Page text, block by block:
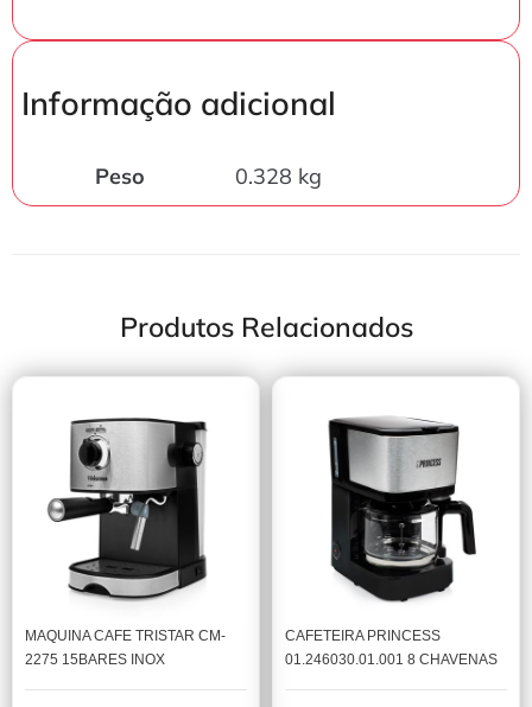
Informação adicional
Peso 0.328 kg
Produtos Relacionados
MAQUINA CAFE TRISTAR CM-
2275 15BARES INOX
CAFETEIRA PRINCESS
01.246030.01.001 8 CHAVENAS